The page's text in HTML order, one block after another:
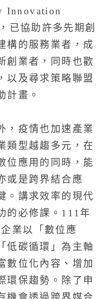
Innovation
已協助許多先期創
構的服務業者，成
創業者，同時也歡
以及尋求策略聯盟
計畫。
，疫情也加速產業
類型越趨多元，在
位應用的同時，能
或是跨界結合應
。講求效率的現代
的必修課。111年
業以「數位應
低碳循環」為主軸
數位化內容、增加
環保趨勢。除了申